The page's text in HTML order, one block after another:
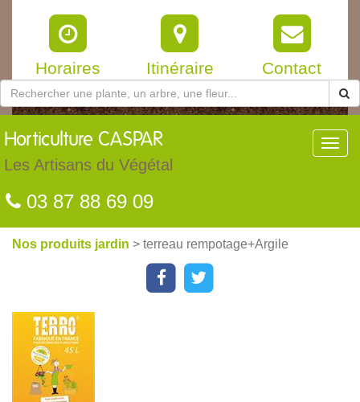
Horaires Itinéraire Contact
Horticulture CASPAR
Les Artisans du Végétal
03 87 88 69 09
Nos produits jardin > terreau rempotage+Argile